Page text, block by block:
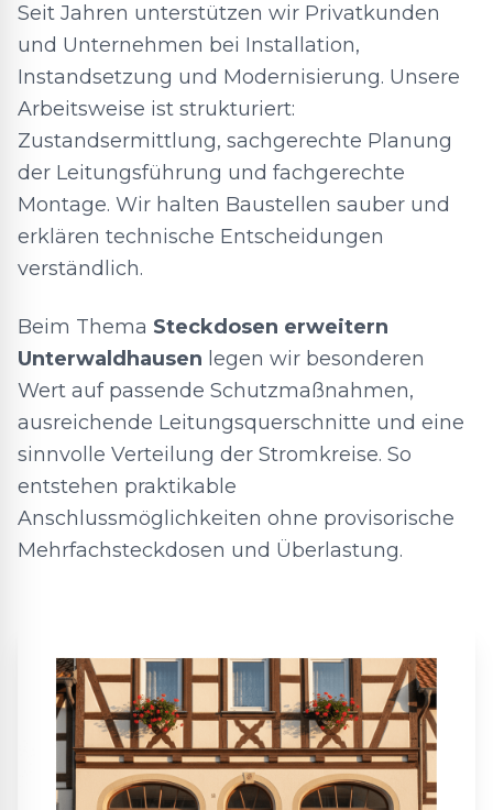
Seit Jahren unterstützen wir Privatkunden
und Unternehmen bei Installation,
Instandsetzung und Modernisierung. Unsere
Arbeitsweise ist strukturiert:
Zustandsermittlung, sachgerechte Planung
der Leitungsführung und fachgerechte
Montage. Wir halten Baustellen sauber und
erklären technische Entscheidungen
verständlich.
Beim Thema Steckdosen erweitern
Unterwaldhausen legen wir besonderen
Wert auf passende Schutzmaßnahmen,
ausreichende Leitungsquerschnitte und eine
sinnvolle Verteilung der Stromkreise. So
entstehen praktikable
Anschlussmöglichkeiten ohne provisorische
Mehrfachsteckdosen und Überlastung.